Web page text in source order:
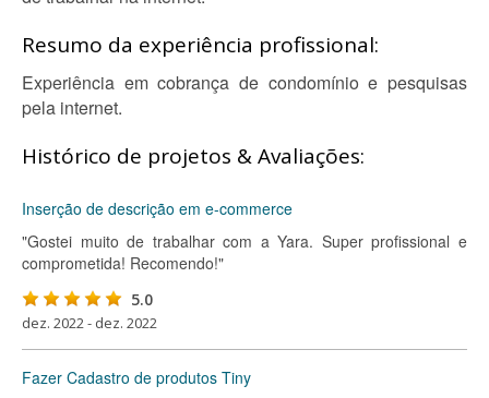
Resumo da experiência profissional:
Experiência em cobrança de condomínio e pesquisas
pela internet.
Histórico de projetos & Avaliações:
Inserção de descrição em e-commerce
"Gostei muito de trabalhar com a Yara. Super profissional e
comprometida! Recomendo!"
5.0
dez. 2022 - dez. 2022
Fazer Cadastro de produtos Tiny